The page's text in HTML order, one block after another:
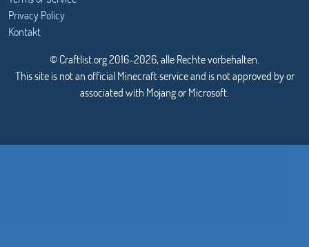
Privacy Policy
Kontakt
© Craftlist.org 2016-2026, alle Rechte vorbehalten.
This site is not an official Minecraft service and is not approved by or
associated with Mojang or Microsoft.